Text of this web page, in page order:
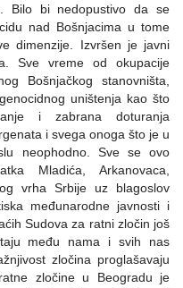
Bilo bi nedopustivo da se
nad Bošnjacima u tome
dimenzije. Izvršen je javni
Sve vreme od okupacije
Bošnjačkog stanovništa,
uništenja kao što
i zabrana doturanja
i svega onoga što je u
neophodno. Sve se ovo
Mladića, Arkanovaca,
vrha Srbije uz blagoslov
međunarodne javnosti i
Sudova za ratni zločin još
među nama i svih nas
zločina proglašavaju
zločine u Beogradu je